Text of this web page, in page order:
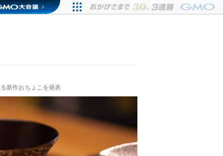
新作おちょこを発表